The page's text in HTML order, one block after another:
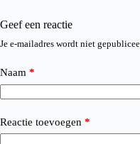
Geef een reactie
Je e-mailadres wordt niet
Naam *
Reactie toevoegen *